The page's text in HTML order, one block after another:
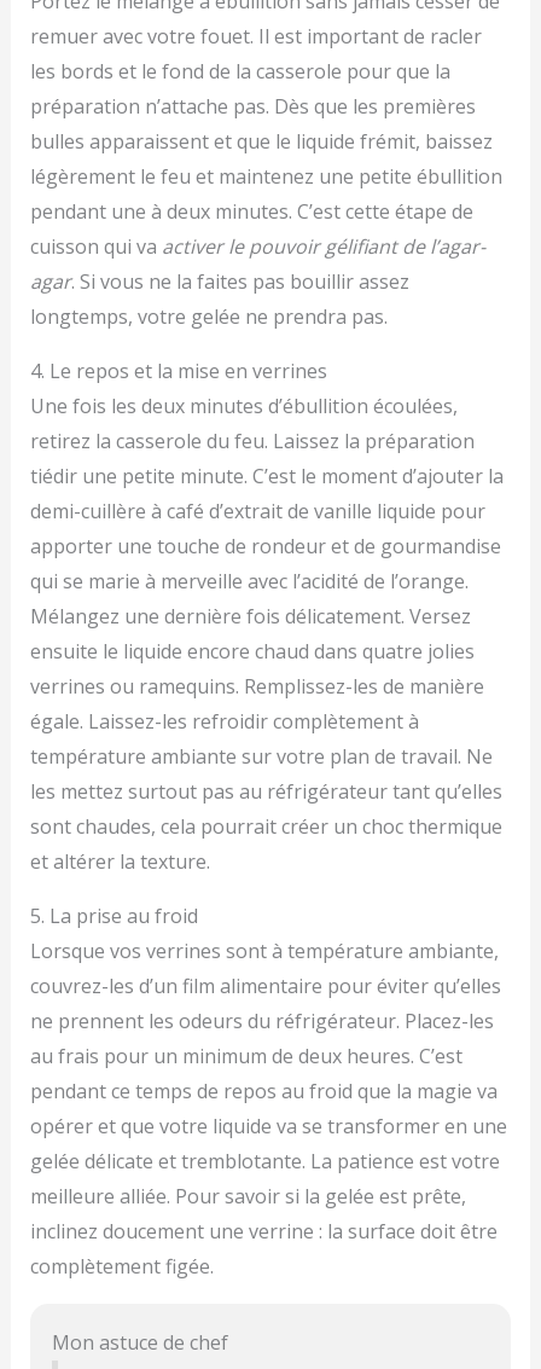
remuer avec votre fouet. Il est important de racler
les bords et le fond de la casserole pour que la
préparation n’attache pas. Dès que les premières
bulles apparaissent et que le liquide frémit, baissez
légèrement le feu et maintenez une petite ébullition
pendant une à deux minutes. C’est cette étape de
cuisson qui va activer le pouvoir gélifiant de l’agar-
agar. Si vous ne la faites pas bouillir assez
longtemps, votre gelée ne prendra pas.
4. Le repos et la mise en verrines
Une fois les deux minutes d’ébullition écoulées,
retirez la casserole du feu. Laissez la préparation
tiédir une petite minute. C’est le moment d’ajouter la
demi-cuillère à café d’extrait de vanille liquide pour
apporter une touche de rondeur et de gourmandise
qui se marie à merveille avec l’acidité de l’orange.
Mélangez une dernière fois délicatement. Versez
ensuite le liquide encore chaud dans quatre jolies
verrines ou ramequins. Remplissez-les de manière
égale. Laissez-les refroidir complètement à
température ambiante sur votre plan de travail. Ne
les mettez surtout pas au réfrigérateur tant qu’elles
sont chaudes, cela pourrait créer un choc thermique
et altérer la texture.
5. La prise au froid
Lorsque vos verrines sont à température ambiante,
couvrez-les d’un film alimentaire pour éviter qu’elles
ne prennent les odeurs du réfrigérateur. Placez-les
au frais pour un minimum de deux heures. C’est
pendant ce temps de repos au froid que la magie va
opérer et que votre liquide va se transformer en une
gelée délicate et tremblotante. La patience est votre
meilleure alliée. Pour savoir si la gelée est prête,
inclinez doucement une verrine : la surface doit être
complètement figée.
Mon astuce de chef